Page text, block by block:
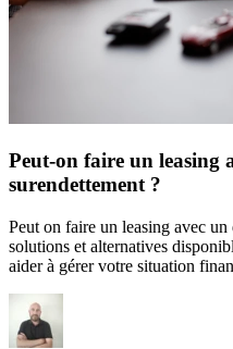
Peut-on faire un leasing
surendettement ?
Peut on faire un leasing avec un
solutions et alternatives
aider à gérer votre situation